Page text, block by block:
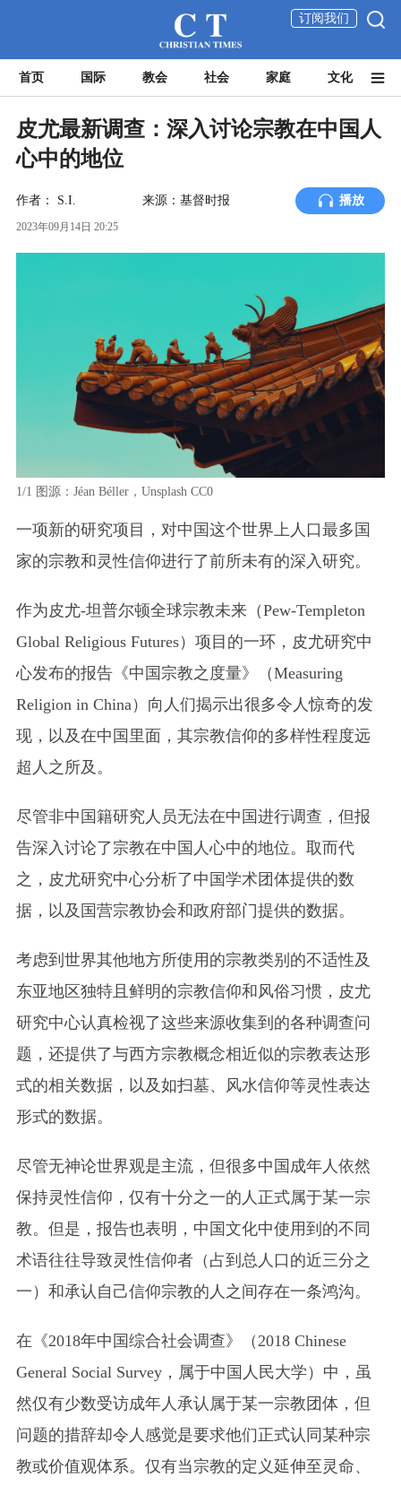
订阅我们
首页 国际 教会 社会 家庭 文化
皮尤最新调查：深入讨论宗教在中国人
心中的地位
作者： S.I. 来源：基督时报 播放
2023年09月14日 20:25
1/1 图源：Jéan Béller，Unsplash CC0
一项新的研究项目，对中国这个世界上人口最多国
家的宗教和灵性信仰进行了前所未有的深入研究。
作为皮尤-坦普尔顿全球宗教未来（Pew-Templeton
Global Religious Futures） 项目的一环，皮尤研究中
心发布的报告《中国宗教之度量》
（Measuring
Religion in China） 向人们揭示出很多令人惊奇的发
现，以及在中国里面，其宗教信仰的多样性程度远
超人之所及。
尽管非中国籍研究人员无法在中国进行调查，但报
告深入讨论了宗教在中国人心中的地位。取而代
之，皮尤研究中心分析了中国学术团体提供的数
据，以及国营宗教协会和政府部门提供的数据。
考虑到世界其他地方所使用的宗教类别的不适性及
东亚地区独特且鲜明的宗教信仰和风俗习惯，皮尤
研究中心认真检视了这些来源收集到的各种调查问
题，还提供了与西方宗教概念相近似的宗教表达形
式的相关数据，以及如扫墓、风水信仰等灵性表达
形式的数据。
尽管无神论世界观是主流，但很多中国成年人依然
保持灵性信仰，仅有十分之一的人正式属于某一宗
教。但是，报告也表明，中国文化中使用到的不同
术语往往导致灵性信仰者（占到总人口的近三分之
一）和承认自己信仰宗教的人之间存在一条鸿沟。
在《2018年中国综合社会调查》
（2018 Chinese
General Social Survey，属于中国人民大学） 中，虽
然仅有少数受访成年人承认属于某一宗教团体，但
问题的措辞却令人感觉是要求他们正式认同某种宗
教或价值观体系。仅有当宗教的定义延伸至灵命、